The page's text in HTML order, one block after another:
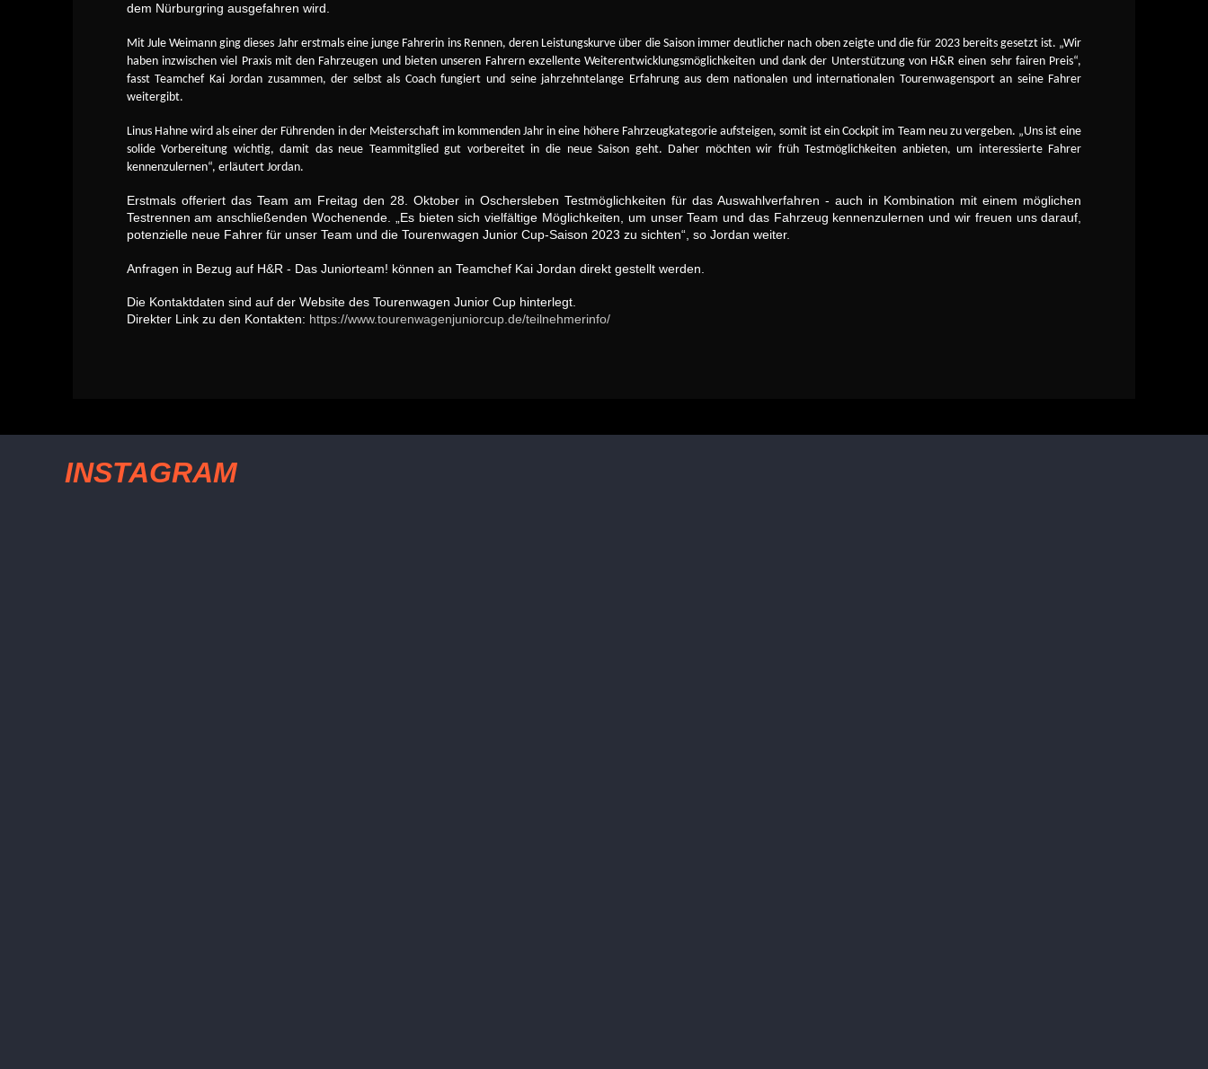
dem Nürburgring ausgefahren wird.
Mit Jule Weimann ging dieses Jahr erstmals eine junge Fahrerin ins Rennen, deren Leistungskurve über die Saison immer deutlicher nach oben zeigte und die für 2023 bereits gesetzt ist. „Wir
haben inzwischen viel Praxis mit den Fahrzeugen und bieten unseren Fahrern exzellente Weiterentwicklungsmöglichkeiten und dank der Unterstützung von H&R einen sehr fairen Preis“,
fasst Teamchef Kai Jordan zusammen, der selbst als Coach fungiert und seine jahrzehntelange Erfahrung aus dem nationalen und internationalen Tourenwagensport an seine Fahrer
weitergibt.
Linus Hahne wird als einer der Führenden in der Meisterschaft im kommenden Jahr in eine höhere Fahrzeugkategorie aufsteigen, somit ist ein Cockpit im Team neu zu vergeben. „Uns ist eine
solide Vorbereitung wichtig, damit das neue Teammitglied gut vorbereitet in die neue Saison geht. Daher möchten wir früh Testmöglichkeiten anbieten, um interessierte Fahrer
kennenzulernen“, erläutert Jordan.
Erstmals offeriert das Team am Freitag den 28. Oktober in Oschersleben Testmöglichkeiten für das Auswahlverfahren - auch in Kombination mit einem möglichen
Testrennen am anschließenden Wochenende. „Es bieten sich vielfältige Möglichkeiten, um unser Team und das Fahrzeug kennenzulernen und wir freuen uns darauf,
potenzielle neue Fahrer für unser Team und die Tourenwagen Junior Cup-Saison 2023 zu sichten“, so Jordan weiter.
Anfragen in Bezug auf H&R - Das Juniorteam! können an Teamchef Kai Jordan direkt gestellt werden.
Die Kontaktdaten sind auf der Website des Tourenwagen Junior Cup hinterlegt.
Direkter Link zu den Kontakten: https://www.tourenwagenjuniorcup.de/teilnehmerinfo/
INSTAGRAM